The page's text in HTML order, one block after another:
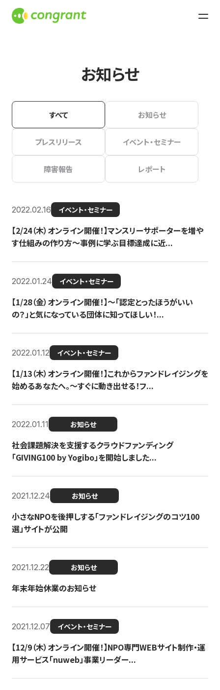
お知らせ
すべて お知らせ
プレスリリース イベント・セミナー
障害報告 レポート
2022.02.16 イベント・セミナー
【2/24（木）オンライン開催！】マンスリーサポーターを増や
す仕組みの作り方〜事例に学ぶ目標達成に近...
2022.01.24 イベント・セミナー
【1/28（金）オンライン開催！】〜「認定とったほうがいい
の？」と気になっている団体に知ってほしい！...
2022.01.12 イベント・セミナー
【1/13（木）オンライン開催！】これからファンドレイジングを
始めるあなたへ。〜すぐに動き出せる！フ...
2022.01.11 お知らせ
社会課題解決を支援するクラウドファンディング
「GIVING100 by Yogibo」を開始しました...
2021.12.24 お知らせ
小さなNPOを後押しする「ファンドレイジングのコツ100
選」サイトが公開
2021.12.22 お知らせ
年末年始休業のお知らせ
2021.12.07 イベント・セミナー
【12/9（木）オンライン開催！】NPO専門WEBサイト制作・運
用サービス「nuweb」事業リーダー...